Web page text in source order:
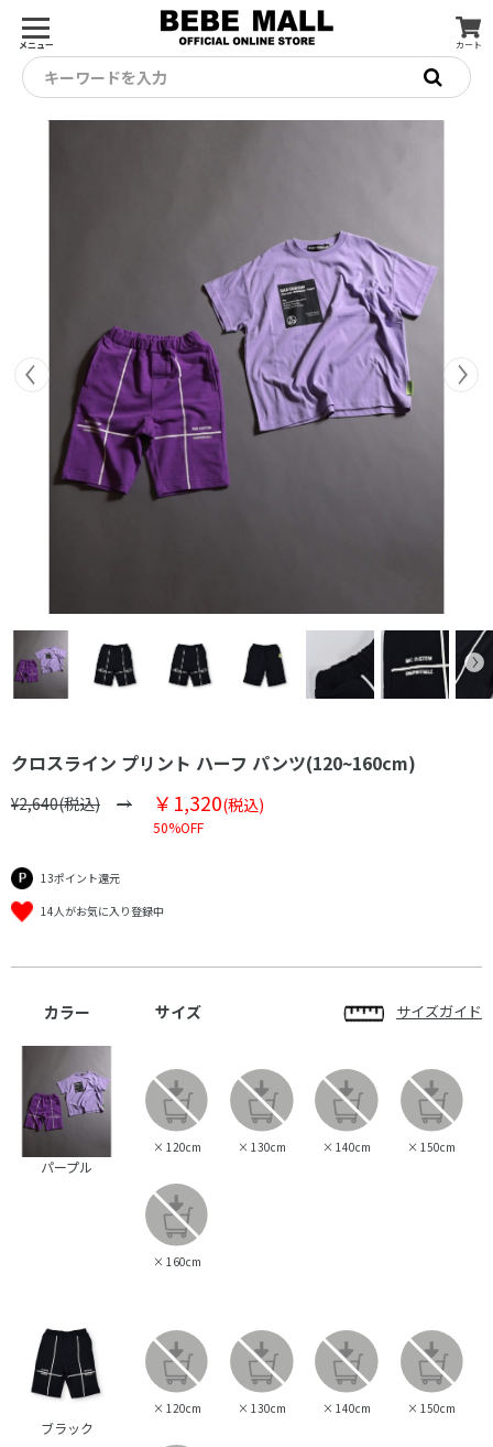
メニュー カート
キーワードを入力
クロスライン プリント ハーフ パンツ(120~160cm)
¥2,640(税込) ￥1,320(税込)
50%OFF
13ポイント還元
14人がお気に入り登録中
カラー サイズ サイズガイド
パープル
× 120cm × 130cm × 140cm × 150cm
× 160cm
ブラック
× 120cm × 130cm × 140cm × 150cm